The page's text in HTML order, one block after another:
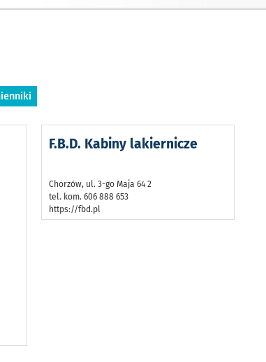
F.B.D. Kabiny lakiernicze
Chorzów, ul. 3-go Maja 64 2
tel. kom. 606 888 653
https://fbd.pl